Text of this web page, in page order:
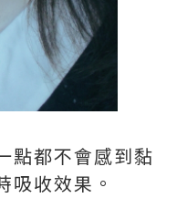
點都不會感到黏
吸收效果。